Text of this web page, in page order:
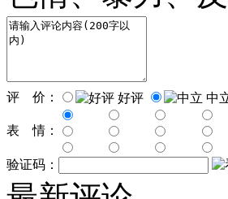
评 价： 好评 中
表 情：
验证码：